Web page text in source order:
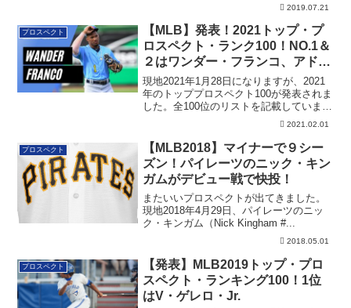
2019.07.21
プロスペクト
【MLB】発表！2021トップ・プ
ロスペクト・ランク100！NO.1＆
２はワンダー・フランコ、アドリ
ー・ラッチマンに決定
現地2021年1月28日になりますが、2021
年のトッププロスペクト100が発表されま
した。全100位のリストを記載していま
す。こちらはシーズンが始まれば、どん
どん順位が入れ替わるので、Pre-2021と
しては保存版です。
2021.02.01
プロスペクト
【MLB2018】マイナーで９シー
ズン！パイレーツのニック・キン
ガムがデビュー戦で快投！
またいいプロスペクトが出てきました。
現地2018年4月29日、パイレーツのニッ
ク・キンガム（Nick Kingham #...
2018.05.01
プロスペクト
【発表】MLB2019トップ・プロ
スペクト・ランキング100！1位
はV・ゲレロ・Jr.